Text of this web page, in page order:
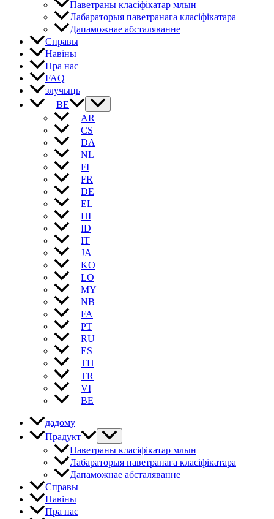
Паветраны класіфікатар млын
Лабараторыя паветранага класіфікатара
Дапаможнае абсталяванне
Справы
Навіны
Пра нас
FAQ
злучыць
BE
AR
CS
DA
NL
FI
FR
DE
EL
HI
ID
IT
JA
KO
LO
MY
NB
FA
PT
RU
ES
TH
TR
VI
BE
дадому
Прадукт
Паветраны класіфікатар млын
Лабараторыя паветранага класіфікатара
Дапаможнае абсталяванне
Справы
Навіны
Пра нас